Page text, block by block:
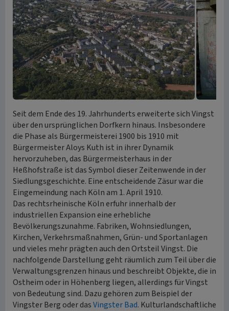
Seit dem Ende des 19. Jahrhunderts erweiterte sich Vingst
über den ursprünglichen Dorfkern hinaus. Insbesondere
die Phase als Bürgermeisterei 1900 bis 1910 mit
Bürgermeister Aloys Kuth ist in ihrer Dynamik
hervorzuheben, das Bürgermeisterhaus in der
Heßhofstraße ist das Symbol dieser Zeitenwende in der
Siedlungsgeschichte. Eine entscheidende Zäsur war die
Eingemeindung nach Köln am 1. April 1910.
Das rechtsrheinische Köln erfuhr innerhalb der
industriellen Expansion eine erhebliche
Bevölkerungszunahme. Fabriken, Wohnsiedlungen,
Kirchen, Verkehrsmaßnahmen, Grün- und Sportanlagen
und vieles mehr prägten auch den Ortsteil Vingst. Die
nachfolgende Darstellung geht räumlich zum Teil über die
Verwaltungsgrenzen hinaus und beschreibt Objekte, die in
Ostheim oder in Höhenberg liegen, allerdings für Vingst
von Bedeutung sind. Dazu gehören zum Beispiel der
Vingster Berg oder dasVingster Bad. Kulturlandschaftliche